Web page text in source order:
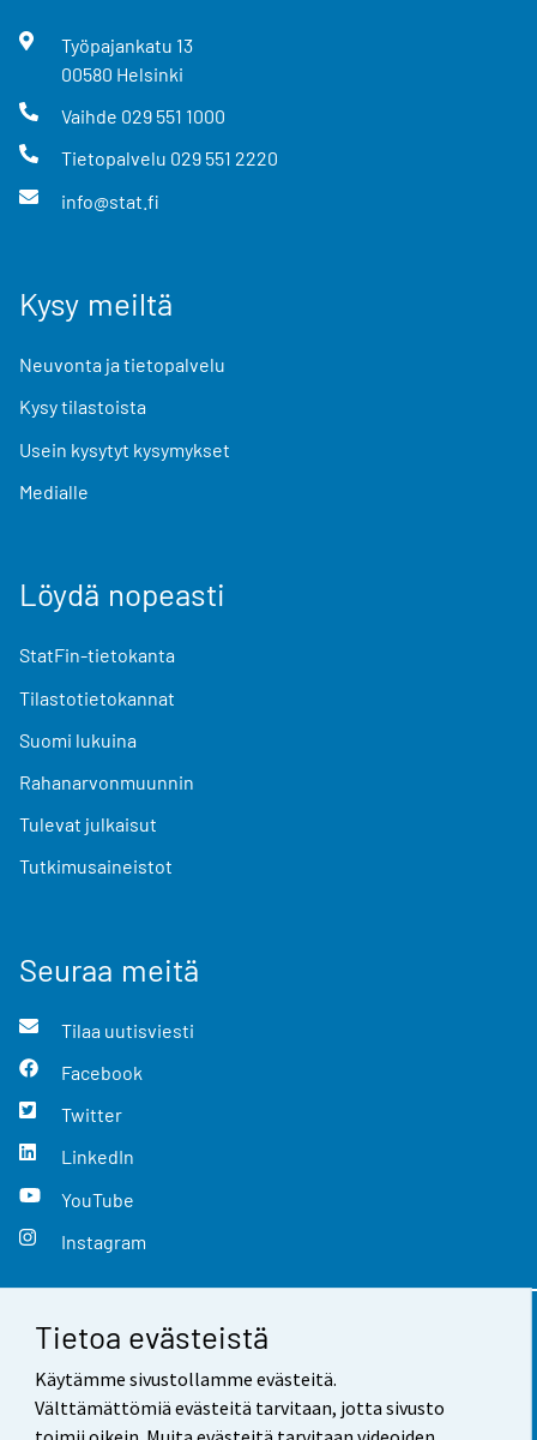
Tietoa evästeistä
Käytämme sivustollamme evästeitä.
Välttämättömiä evästeitä tarvitaan, jotta sivusto
Työpajankatu 13
00580 Helsinki
Vaihde 029 551 1000
Tietopalvelu 029 551 2220
info@stat.fi
Kysy meiltä
Neuvonta ja tietopalvelu
Kysy tilastoista
Usein kysytyt kysymykset
Medialle
Löydä nopeasti
StatFin-tietokanta
Tilastotietokannat
Suomi lukuina
Rahanarvonmuunnin
Tulevat julkaisut
Tutkimusaineistot
Seuraa meitä
Tilaa uutisviesti
Facebook
Twitter
LinkedIn
YouTube
Instagram
Yhteystiedot
Palaute